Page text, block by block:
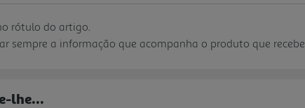
rótulo do artigo.
sempre a informação que acompanha o produto que recebe.
lhe...